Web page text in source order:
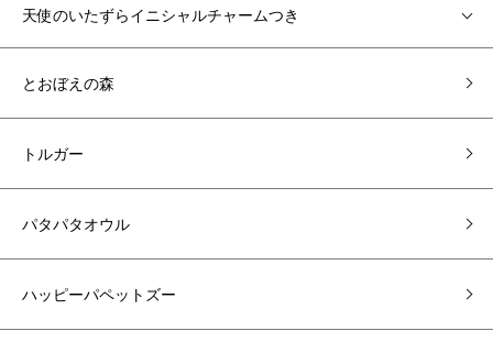
天使のいたずらイニシャルチャームつき
とおぼえの森
トルガー
パタパタオウル
ハッピーパペットズー